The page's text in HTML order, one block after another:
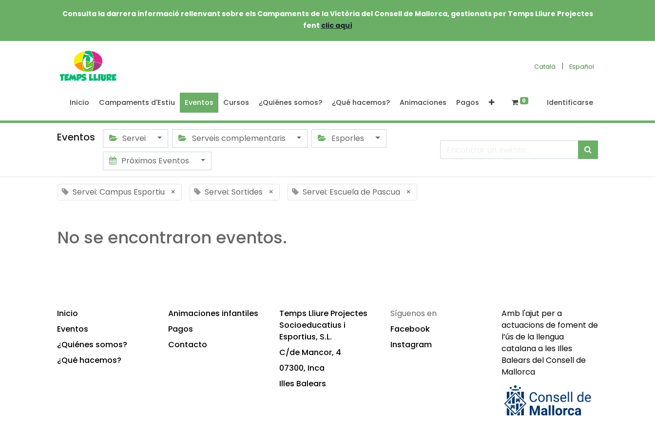
Consulta la darrera informació rellenvant sobre els Campaments de la Victòria del Consell de Mallorca, gestionats per Temps Lliure Projectes
fent clic aquí
Català | Español
Inicio Campaments d'Estiu Eventos Cursos ¿Quiénes somos? ¿Qué hacemos? Animaciones Pagos 0 Identificarse
Eventos Servei Serveis complementaris
Esporles
Próximos Eventos
Servei: Campus Esportiu × Servei: Sortides × Servei: Escuela de Pascua ×
No se encontraron eventos.
Inicio
Eventos
¿Quiénes somos?
¿Qué hacemos?
Animaciones infantiles
Pagos
Contacto
Temps Lliure Projectes
Socioeducatius i
Esportius, S.L.
C/de Mancor, 4
07300, Inca
Illes Balears
Síguenos en
Facebook
Instagram
Amb l'ajut per a
actuacions de foment de
l’ús de la llengua
catalana a les Illes
Balears del Consell de
Mallorca